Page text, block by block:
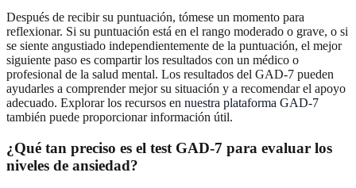
Después de recibir su puntuación, tómese un momento para
reflexionar. Si su puntuación está en el rango moderado o grave, o si
se siente angustiado independientemente de la puntuación, el mejor
siguiente paso es compartir los resultados con un médico o
profesional de la salud mental. Los resultados del GAD-7 pueden
ayudarles a comprender mejor su situación y a recomendar el apoyo
adecuado. Explorar los recursos en nuestra plataforma GAD-7
también puede proporcionar información útil.
¿Qué tan preciso es el test GAD-7 para evaluar los
niveles de ansiedad?